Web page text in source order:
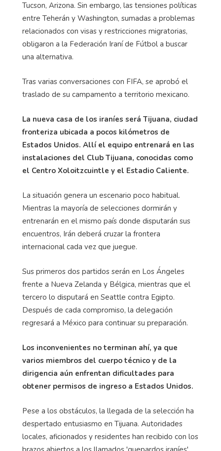
Tucson, Arizona. Sin embargo, las tensiones políticas
entre Teherán y Washington, sumadas a problemas
relacionados con visas y restricciones migratorias,
obligaron a la Federación Iraní de Fútbol a buscar
una alternativa.
Tras varias conversaciones con FIFA, se aprobó el
traslado de su campamento a territorio mexicano.
La nueva casa de los iraníes será Tijuana, ciudad
fronteriza ubicada a pocos kilómetros de
Estados Unidos. Allí el equipo entrenará en las
instalaciones del Club Tijuana, conocidas como
el Centro Xoloitzcuintle y el Estadio Caliente.
La situación genera un escenario poco habitual.
Mientras la mayoría de selecciones dormirán y
entrenarán en el mismo país donde disputarán sus
encuentros, Irán deberá cruzar la frontera
internacional cada vez que juegue.
Sus primeros dos partidos serán en Los Ángeles
frente a Nueva Zelanda y Bélgica, mientras que el
tercero lo disputará en Seattle contra Egipto.
Después de cada compromiso, la delegación
regresará a México para continuar su preparación.
Los inconvenientes no terminan ahí, ya que
varios miembros del cuerpo técnico y de la
dirigencia aún enfrentan dificultades para
obtener permisos de ingreso a Estados Unidos.
Pese a los obstáculos, la llegada de la selección ha
despertado entusiasmo en Tijuana. Autoridades
locales, aficionados y residentes han recibido con los